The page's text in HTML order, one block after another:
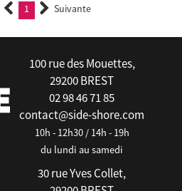
1 (current)Suivante
100 rue des Mouettes,
29200 BREST
02 98 46 71 85
contact@side-shore.com
10h - 12h30 / 14h - 19h
du lundi au samedi
30 rue Yves Collet,